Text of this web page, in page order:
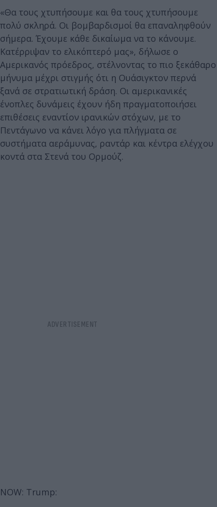
«Θα τους χτυπήσουμε και θα τους χτυπήσουμε
πολύ σκληρά. Οι βομβαρδισμοί θα επαναληφθούν
σήμερα. Έχουμε κάθε δικαίωμα να το κάνουμε.
Κατέρριψαν το ελικόπτερό μας», δήλωσε ο
Αμερικανός πρόεδρος, στέλνοντας το πιο ξεκάθαρο
μήνυμα μέχρι στιγμής ότι η Ουάσιγκτον περνά
ξανά σε στρατιωτική δράση. Οι αμερικανικές
ένοπλες δυνάμεις έχουν ήδη πραγματοποιήσει
επιθέσεις εναντίον ιρανικών στόχων, με το
Πεντάγωνο να κάνει λόγο για πλήγματα σε
συστήματα αεράμυνας, ραντάρ και κέντρα ελέγχου
κοντά στα Στενά του Ορμούζ.
NOW: Trump: